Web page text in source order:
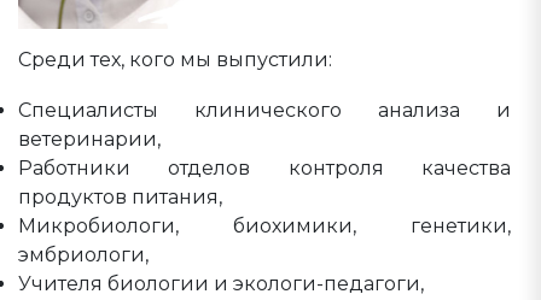
Среди тех, кого мы выпустили:
Специалисты клинического анализа и
ветеринарии,
Работники отделов контроля качества
продуктов питания,
Микробиологи, биохимики, генетики,
эмбриологи,
Учителя биологии и экологи-педагоги,